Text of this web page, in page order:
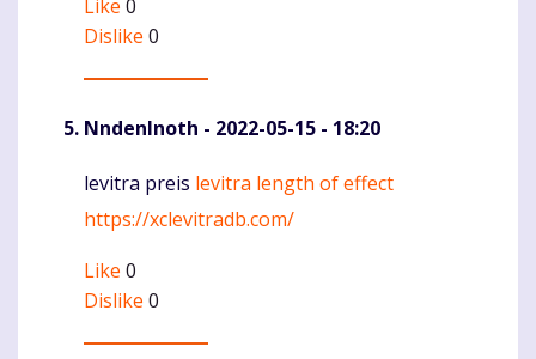
Like 0
Dislike 0
NndenInoth - 2022-05-15 - 18:20
Komentaras
levitra preis levitra length of effect
https://xclevitradb.com/
Like 0
Dislike 0